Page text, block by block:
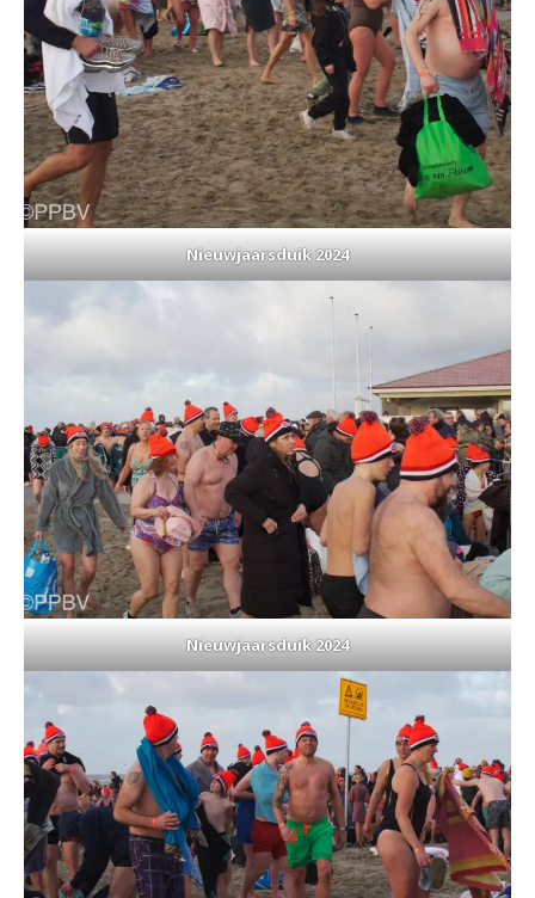
Nieuwjaarsduik 2024
Nieuwjaarsduik 2024